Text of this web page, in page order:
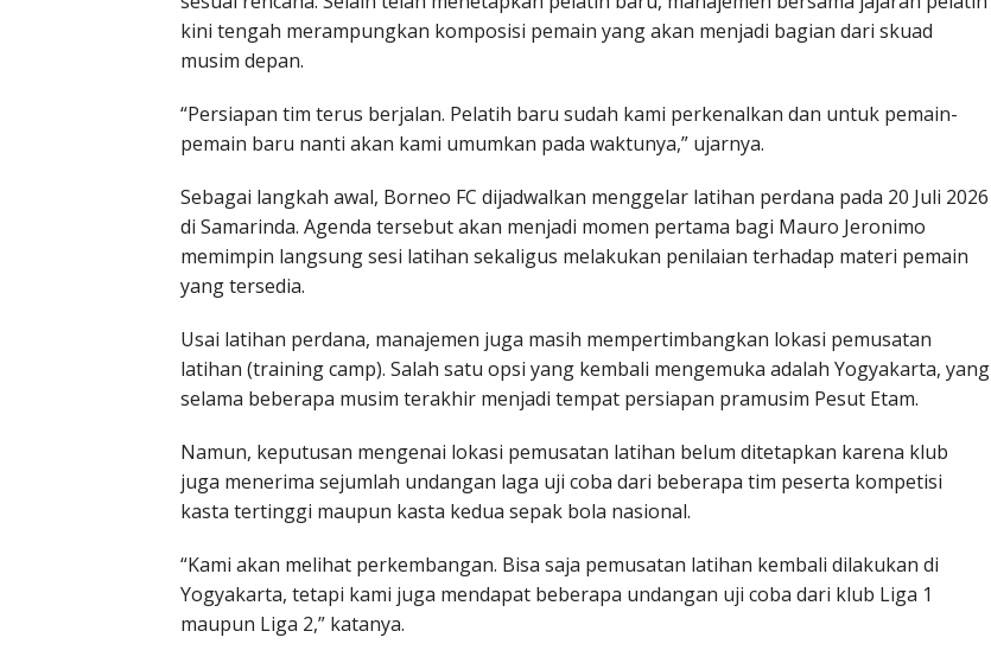
kini tengah merampungkan komposisi pemain yang akan menjadi bagian dari skuad
musim depan.
“Persiapan tim terus berjalan. Pelatih baru sudah kami perkenalkan dan untuk pemain-
pemain baru nanti akan kami umumkan pada waktunya,” ujarnya.
Sebagai langkah awal, Borneo FC dijadwalkan menggelar latihan perdana pada 20 Juli 2026
di Samarinda. Agenda tersebut akan menjadi momen pertama bagi Mauro Jeronimo
memimpin langsung sesi latihan sekaligus melakukan penilaian terhadap materi pemain
yang tersedia.
Usai latihan perdana, manajemen juga masih mempertimbangkan lokasi pemusatan
latihan (training camp). Salah satu opsi yang kembali mengemuka adalah Yogyakarta, yang
selama beberapa musim terakhir menjadi tempat persiapan pramusim Pesut Etam.
Namun, keputusan mengenai lokasi pemusatan latihan belum ditetapkan karena klub
juga menerima sejumlah undangan laga uji coba dari beberapa tim peserta kompetisi
kasta tertinggi maupun kasta kedua sepak bola nasional.
“Kami akan melihat perkembangan. Bisa saja pemusatan latihan kembali dilakukan di
Yogyakarta, tetapi kami juga mendapat beberapa undangan uji coba dari klub Liga 1
maupun Liga 2,” katanya.